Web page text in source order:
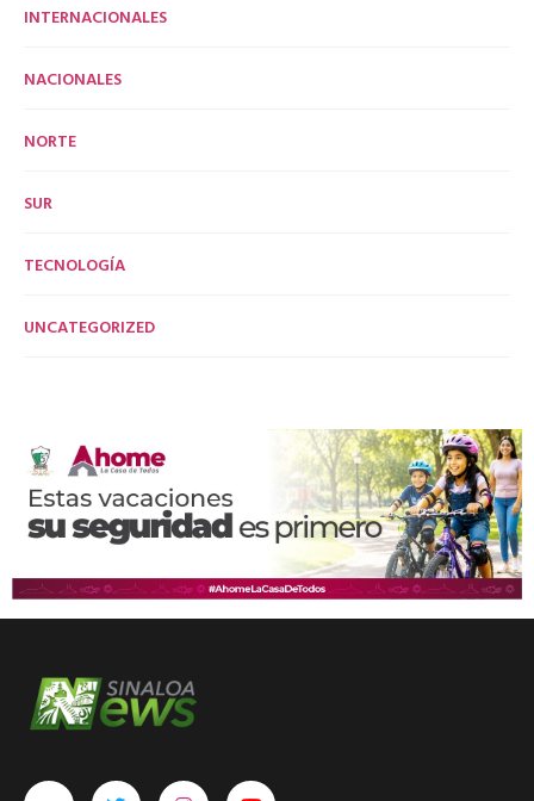
INTERNACIONALES
NACIONALES
NORTE
SUR
TECNOLOGÍA
UNCATEGORIZED